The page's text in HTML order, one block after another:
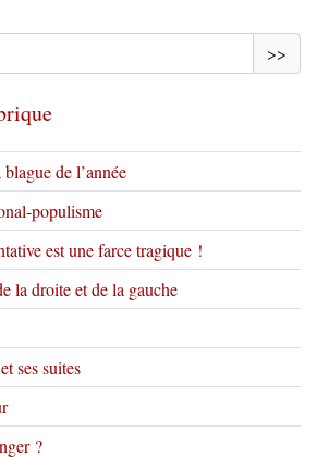
>>
de l’année
populisme
est une farce tragique !
la droite et de la gauche
ses suites
?